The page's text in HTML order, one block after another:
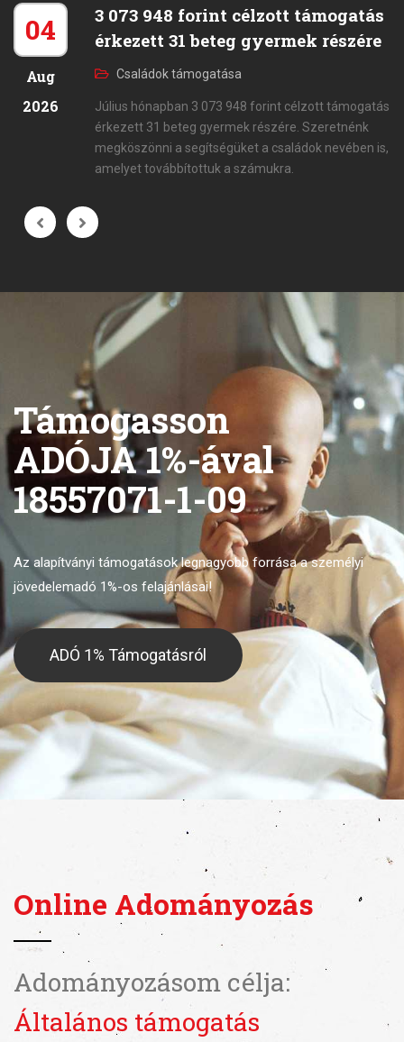
04
Aug
2026
3 073 948 forint célzott támogatás
érkezett 31 beteg gyermek részére
Családok támogatása
Július hónapban 3 073 948 forint célzott támogatás
érkezett 31 beteg gyermek részére. Szeretnénk
megköszönni a segítségüket a családok nevében is,
amelyet továbbítottuk a számukra.
Támogasson
ADÓJA 1%-ával
18557071-1-09
Az alapítványi támogatások legnagyobb forrásaa személyi
jövedelemadó 1%-os felajánlásai!
ADÓ 1% Támogatásról
Online Adományozás
Adományozásom célja:
Általános támogatás